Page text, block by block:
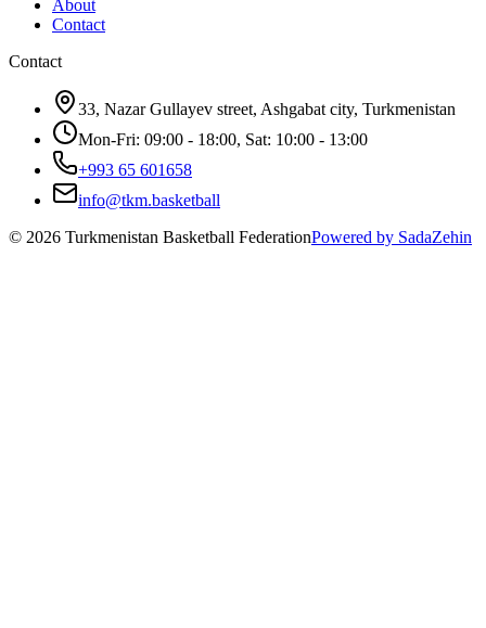
About
Contact
Contact
33, Nazar Gullayev street, Ashgabat city, Turkmenistan
Mon-Fri: 09:00 - 18:00, Sat: 10:00 - 13:00
+993 65 601658
info@tkm.basketball
© 2026 Turkmenistan Basketball FederationPowered by SadaZehin